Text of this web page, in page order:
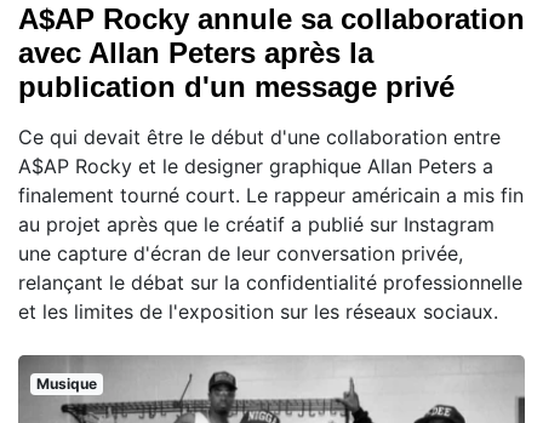
A$AP Rocky annule sa collaboration
avec Allan Peters après la
publication d'un message privé
Ce qui devait être le début d'une collaboration entre
A$AP Rocky et le designer graphique Allan Peters a
finalement tourné court. Le rappeur américain a mis fin
au projet après que le créatif a publié sur Instagram
une capture d'écran de leur conversation privée,
relançant le débat sur la confidentialité professionnelle
et les limites de l'exposition sur les réseaux sociaux.
Musique